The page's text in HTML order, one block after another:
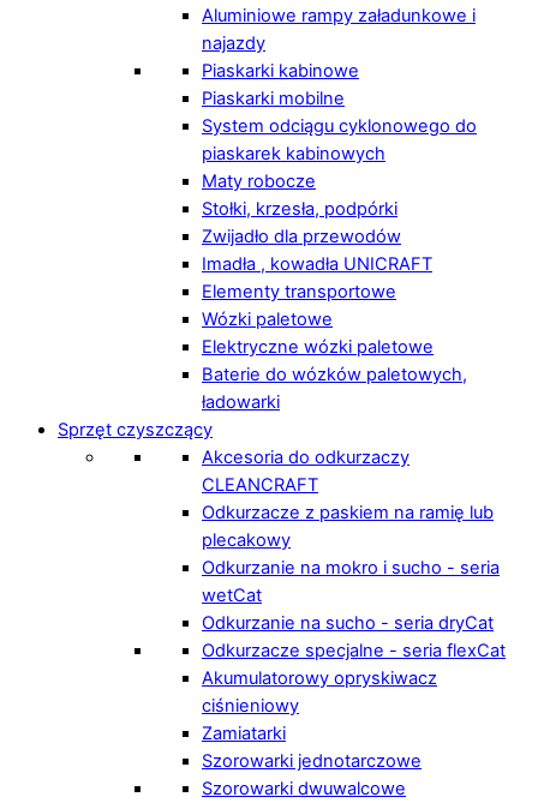
Aluminiowe rampy załadunkowe i
najazdy
Piaskarki kabinowe
Piaskarki mobilne
System odciągu cyklonowego do
piaskarek kabinowych
Maty robocze
Stołki, krzesła, podpórki
Zwijadło dla przewodów
Imadła , kowadła UNICRAFT
Elementy transportowe
Wózki paletowe
Elektryczne wózki paletowe
Baterie do wózków paletowych,
ładowarki
Sprzęt czyszczący
Akcesoria do odkurzaczy
CLEANCRAFT
Odkurzacze z paskiem na ramię lub
plecakowy
Odkurzanie na mokro i sucho - seria
wetCat
Odkurzanie na sucho - seria dryCat
Odkurzacze specjalne - seria flexCat
Akumulatorowy opryskiwacz
ciśnieniowy
Zamiatarki
Szorowarki jednotarczowe
Szorowarki dwuwalcowe